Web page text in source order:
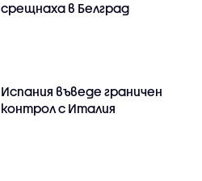
срещнаха в Белград
Испания въведе граничен
контрол с Италия